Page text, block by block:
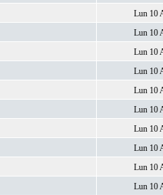
Lun 10
Lun 10
Lun 10
Lun 10
Lun 10
Lun 10
Lun 10
Lun 10
Lun 10
Lun 10